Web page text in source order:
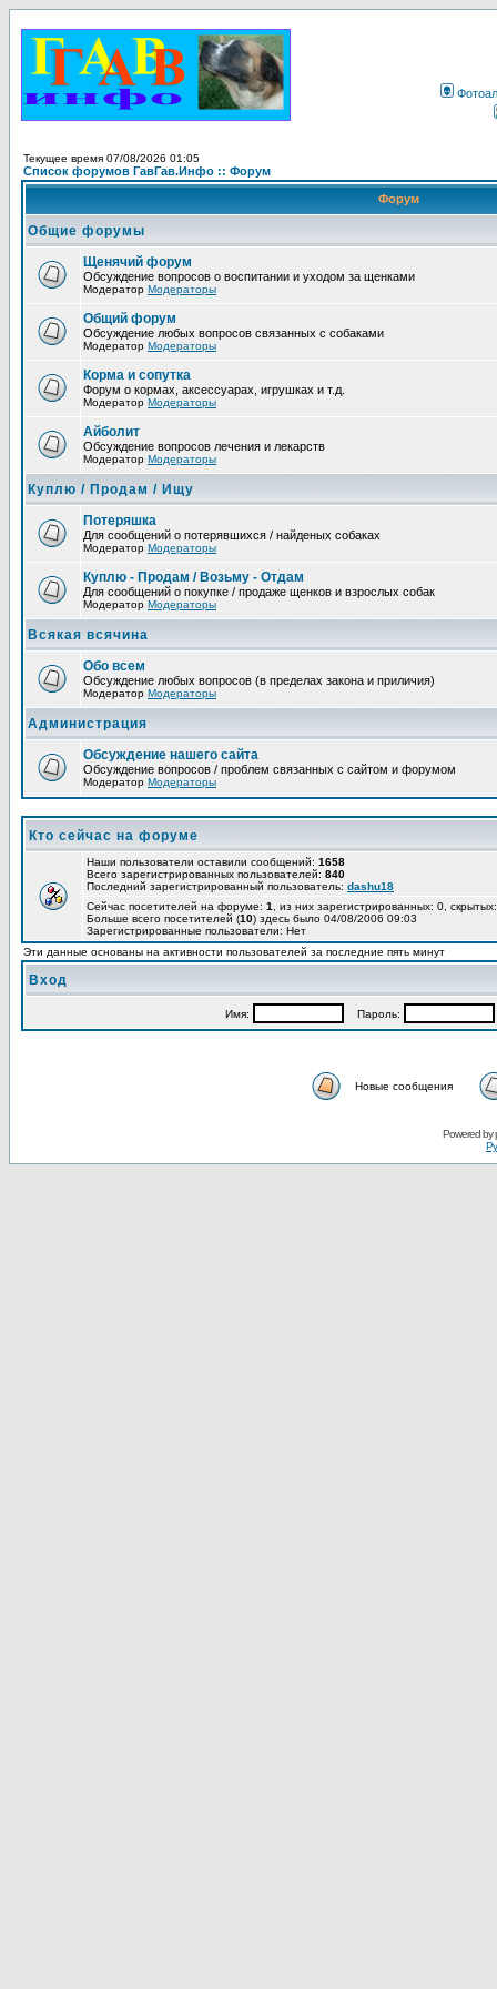
Текущее время 07/08/2026 01:05
Список форумов ГавГав.Инфо :: Форум
Форум
Общие форумы
Щенячий форум
Обсуждение вопросов о воспитании и уходом за щенками
Модератор Модераторы
Общий форум
Обсуждение любых вопросов связанных с собаками
Модератор Модераторы
Корма и сопутка
Форум о кормах, аксессуарах, игрушках и т.д.
Модератор Модераторы
Айболит
Обсуждение вопросов лечения и лекарств
Модератор Модераторы
Куплю / Продам / Ищу
Потеряшка
Для сообщений о потерявшихся / найденых собаках
Модератор Модераторы
Куплю - Продам / Возьму - Отдам
Для сообщений о покупке / продаже щенков и взрослых собак
Модератор Модераторы
Всякая всячина
Обо всем
Обсуждение любых вопросов (в пределах закона и приличия)
Модератор Модераторы
Администрация
Обсуждение нашего сайта
Обсуждение вопросов / проблем связанных с сайтом и форумом
Модератор Модераторы
Кто сейчас на форуме
Наши пользователи оставили сообщений: 1658
Всего зарегистрированных пользователей: 840
Последний зарегистрированный пользователь: dashu18
Сейчас посетителей на форуме: 1
, из них зарегистрированных: 0,
Больше всего посетителей (10) здесь было 04/08/2006 09:03
Зарегистрированные пользователи: Нет
Эти данные основаны на активности пользователей за последние пять минут
Вход
Имя: Пароль:
Новые сообщения
Powered by